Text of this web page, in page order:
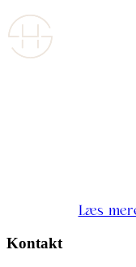
Læs
Kontakt